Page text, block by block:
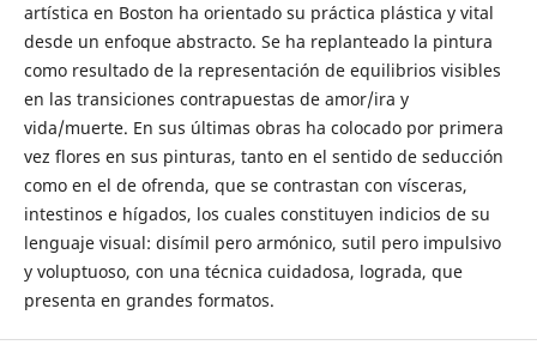
artística en Boston ha orientado su práctica plástica y vital
desde un enfoque abstracto. Se ha replanteado la pintura
como resultado de la representación de equilibrios visibles
en las transiciones contrapuestas de amor/ira y
vida/muerte. En sus últimas obras ha colocado por primera
vez flores en sus pinturas, tanto en el sentido de seducción
como en el de ofrenda, que se contrastan con vísceras,
intestinos e hígados, los cuales constituyen indicios de su
lenguaje visual: disímil pero armónico, sutil pero impulsivo
y voluptuoso, con una técnica cuidadosa, lograda, que
presenta en grandes formatos.